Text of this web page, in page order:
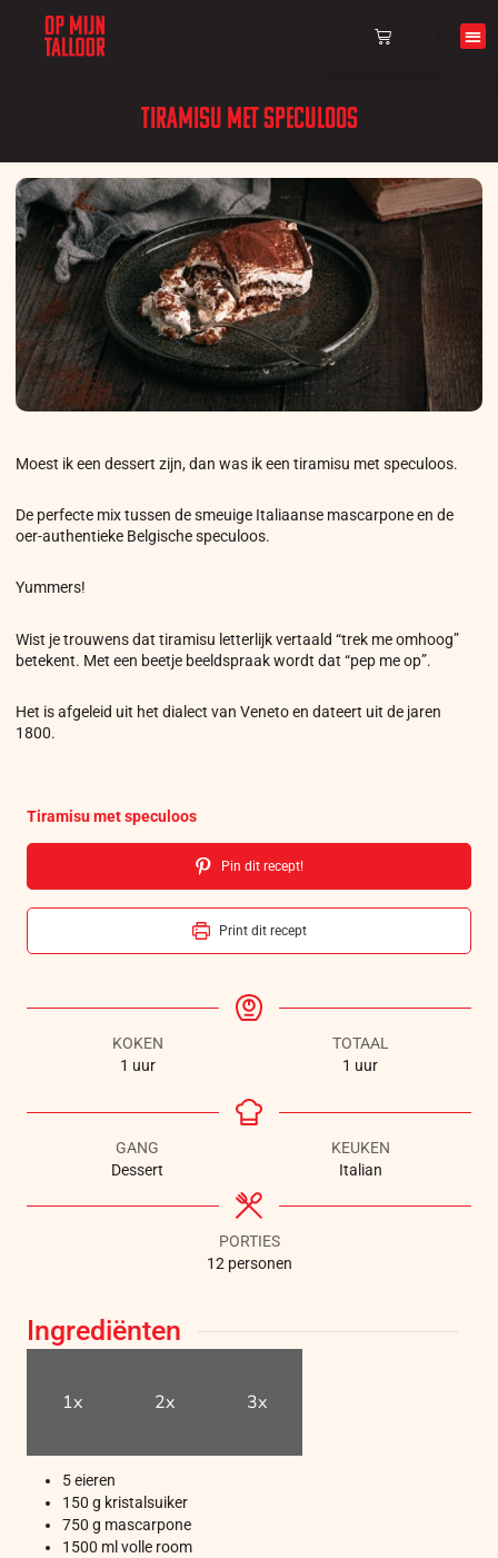
Tiramisu met speculoos
Moest ik een dessert zijn, dan was ik een tiramisu met speculoos.
De perfecte mix tussen de smeuige Italiaanse mascarpone en de
oer-authentieke Belgische speculoos.
Yummers!
Wist je trouwens dat tiramisu letterlijk vertaald “trek me omhoog”
betekent. Met een beetje beeldspraak wordt dat “pep me op”.
Het is afgeleid uit het dialect van Veneto en dateert uit de jaren
1800.
Tiramisu met speculoos
Pin dit recept!
Print dit recept
KOKEN
1 uur
TOTAAL
1 uur
GANG
Dessert
KEUKEN
Italian
PORTIES
12 personen
Ingrediënten
1x 2x 3x
5 eieren
150 g kristalsuiker
750 g mascarpone
1500 ml volle room